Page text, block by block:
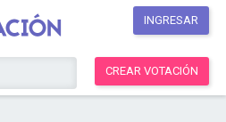
INGRESAR
CREAR VOTACIÓN